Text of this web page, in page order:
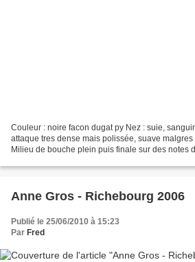
Couleur : noire facon dugat py Nez : suie,
attaque tres dense mais polissée, suave
Milieu de bouche plein puis finale sur des notes
Anne Gros - Richebourg 2006
Publié le 25/06/2010 à 15:23
Par Fred